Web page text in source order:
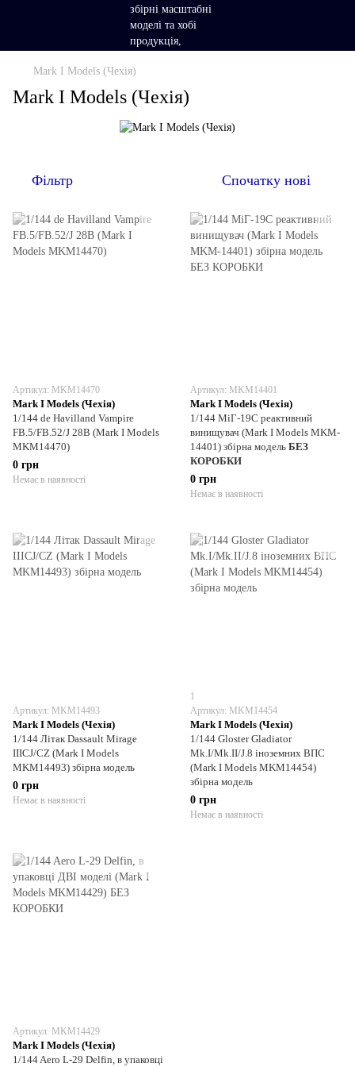
Mark I Models (Чехія)
Mark I Models (Чехія)
Фільтр Спочатку нові
Артикул: MKM14470
Mark I Models (Чехія)
1/144 de Havilland Vampire
FB.5/FB.52/J 28B (Mark I Models
MKM14470)
0 грн
Немає в наявності
Артикул: MKM14401
Mark I Models (Чехія)
1/144 МіГ-19С реактивний
винищувач (Mark I Models MKM-
14401) збірна модель БЕЗ
КОРОБКИ
0 грн
Немає в наявності
Артикул: MKM14493
Mark I Models (Чехія)
1/144 Літак Dassault Mirage
IIICJ/CZ (Mark I Models
MKM14493) збірна модель
0 грн
Немає в наявності
1
Артикул: MKM14454
Mark I Models (Чехія)
1/144 Gloster Gladiator
Mk.I/Mk.II/J.8 іноземних ВПС
(Mark I Models MKM14454)
збірна модель
0 грн
Немає в наявності
Артикул: MKM14429
Mark I Models (Чехія)
1/144 Aero L-29 Delfin, в упаковці